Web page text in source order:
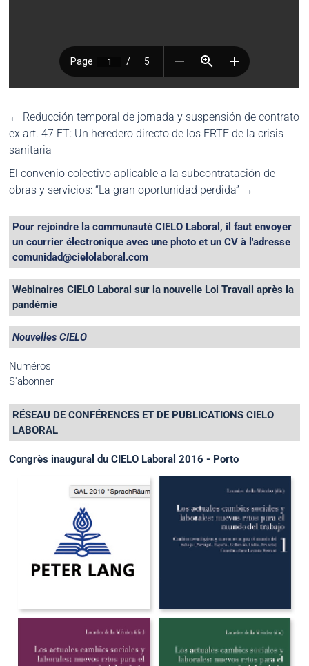
← Reducción temporal de jornada y suspensión de contrato
ex art. 47 ET: Un heredero directo de los ERTE de la crisis
sanitaria
El convenio colectivo aplicable a la subcontratación de
obras y servicios: “La gran oportunidad perdida” →
Pour rejoindre la communauté CIELO Laboral, il faut envoyer
un courrier électronique avec une photo et un CV à l'adresse
comunidad@cielolaboral.com
Webinaires CIELO Laboral sur la nouvelle Loi Travail après la
pandémie
Nouvelles CIELO
Numéros
S'abonner
RÉSEAU DE CONFÉRENCES ET DE PUBLICATIONS CIELO
LABORAL
Congrès inaugural du CIELO Laboral 2016 - Porto